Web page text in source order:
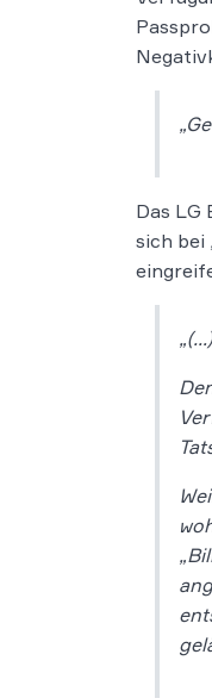
Das LG
sich bei